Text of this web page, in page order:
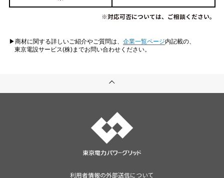
※対応可否については、ご相談ください。
▶︎商材に関する詳しいご紹介やご質問は、 企業一覧ページ内記載の、
東京電設サービス(株)までお問い合わせください。
利用者情報の外部送信について